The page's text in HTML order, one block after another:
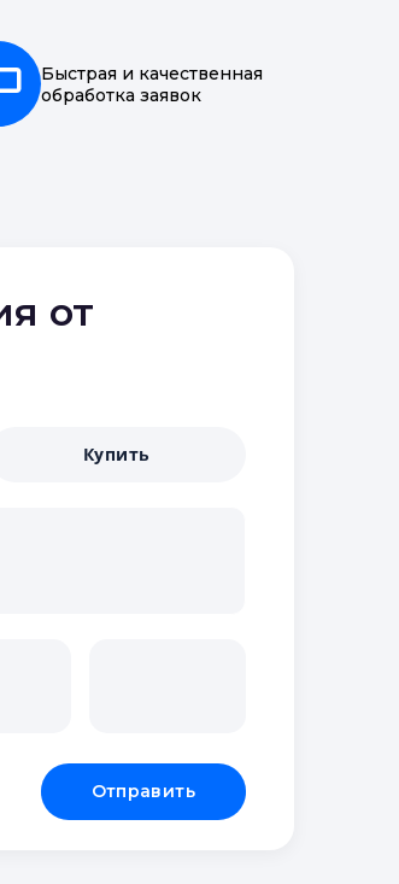
Быстрая и качественная
обработка заявок
от
Купить
Отправить